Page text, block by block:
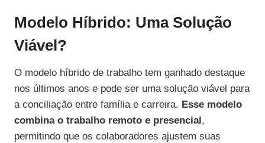
Modelo Híbrido: Uma Solução
Viável?
O modelo híbrido de trabalho tem ganhado destaque
nos últimos anos e pode ser uma solução viável para
a conciliação entre família e carreira. Esse modelo
combina o trabalho remoto e presencial ,
permitindo que os colaboradores ajustem suas